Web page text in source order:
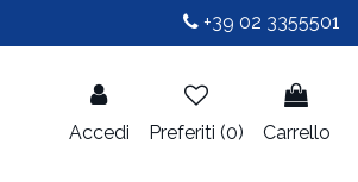
+39 02 3355501
Accedi Preferiti (0) Carrello